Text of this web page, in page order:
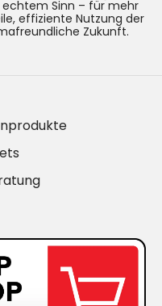
Sinn – für mehr
effiziente Nutzung der
Zukunft.